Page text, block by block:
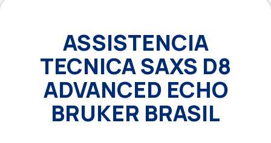
ASSISTENCIA
TECNICA SAXS D8
ADVANCED ECHO
BRUKER BRASIL